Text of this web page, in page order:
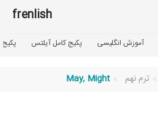
frenlish
آموزش انگلیسی پکیج کامل آیلتس پکیج
ترم نهم May, Might